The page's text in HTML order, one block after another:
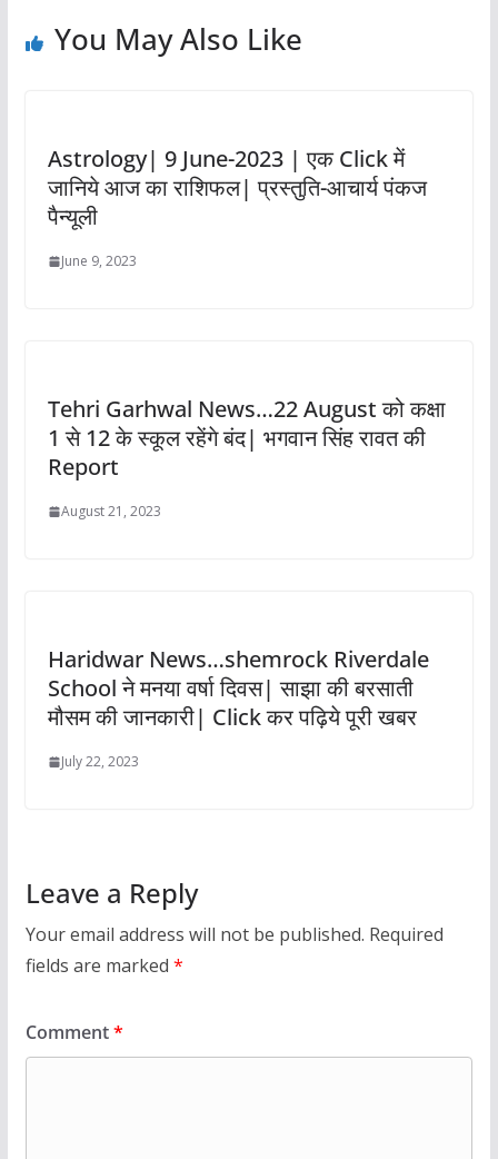
You May Also Like
Astrology| 9 June-2023 | एक Click में
जानिये आज का राशिफल| प्रस्तुति-आचार्य पंकज
पैन्यूली
June 9, 2023
Tehri Garhwal News…22 August को कक्षा
1 से 12 के स्कूल रहेंगे बंद| भगवान सिंह रावत की
Report
August 21, 2023
Haridwar News…shemrock Riverdale
School ने मनया वर्षा दिवस| साझा की बरसाती
मौसम की जानकारी| Click कर पढ़िये पूरी खबर
July 22, 2023
Leave a Reply
Your email address will not be published. Required
fields are marked *
Comment*